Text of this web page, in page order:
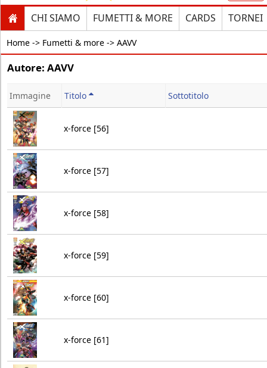
CHI SIAMO FUMETTI & MORE CARDS TORNEI
Home -> Fumetti & more -> AAVV
Autore: AAVV
Immagine Titolo Sottotitolo
x-force [56]
x-force [57]
x-force [58]
x-force [59]
x-force [60]
x-force [61]